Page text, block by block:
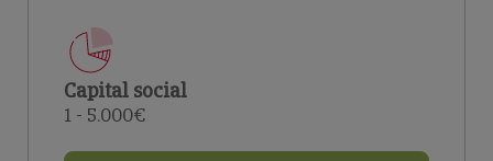
Capital social
1 - 5.000€